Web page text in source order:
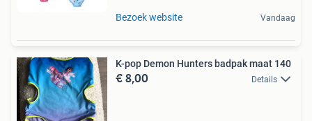
Bezoek website Vandaag
K-pop Demon Hunters badpak maat 140
€ 8,00 Details